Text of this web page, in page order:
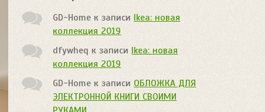
GD-Homeк записиIkea: новая
коллекция 2019
dfywheqк записи Ikea: новая
коллекция 2019
GD-Homeк записи ОБЛОЖКА ДЛЯ
ЭЛЕКТРОННОЙ КНИГИ СВОИМИ